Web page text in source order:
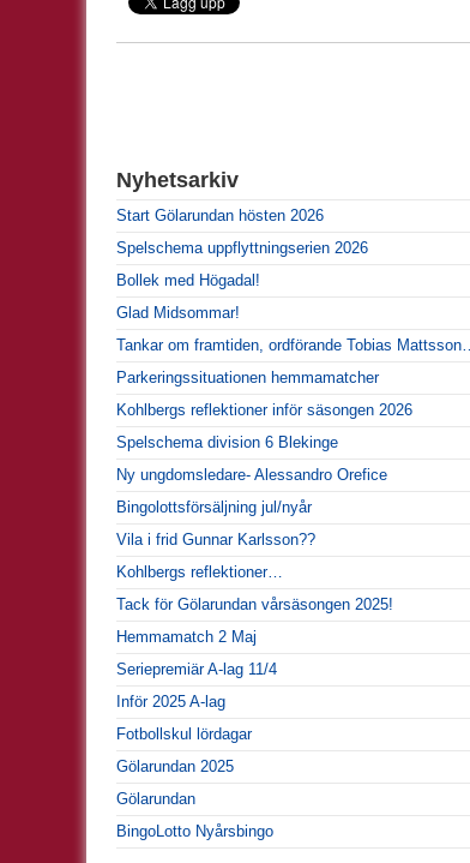
Nyhetsarkiv
Start Gölarundan hösten 2026
Spelschema uppflyttningserien 2026
Bollek med Högadal!
Glad Midsommar!
Tankar om framtiden, ordförande Tobias Mattsson…
Parkeringssituationen hemmamatcher
Kohlbergs reflektioner inför säsongen 2026
Spelschema division 6 Blekinge
Ny ungdomsledare- Alessandro Orefice
Bingolottsförsäljning jul/nyår
Vila i frid Gunnar Karlsson??
Kohlbergs reflektioner…
Tack för Gölarundan vårsäsongen 2025!
Hemmamatch 2 Maj
Seriepremiär A-lag 11/4
Inför 2025 A-lag
Fotbollskul lördagar
Gölarundan 2025
Gölarundan
BingoLotto Nyårsbingo